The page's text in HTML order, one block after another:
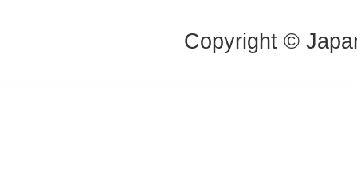
Copyright ©